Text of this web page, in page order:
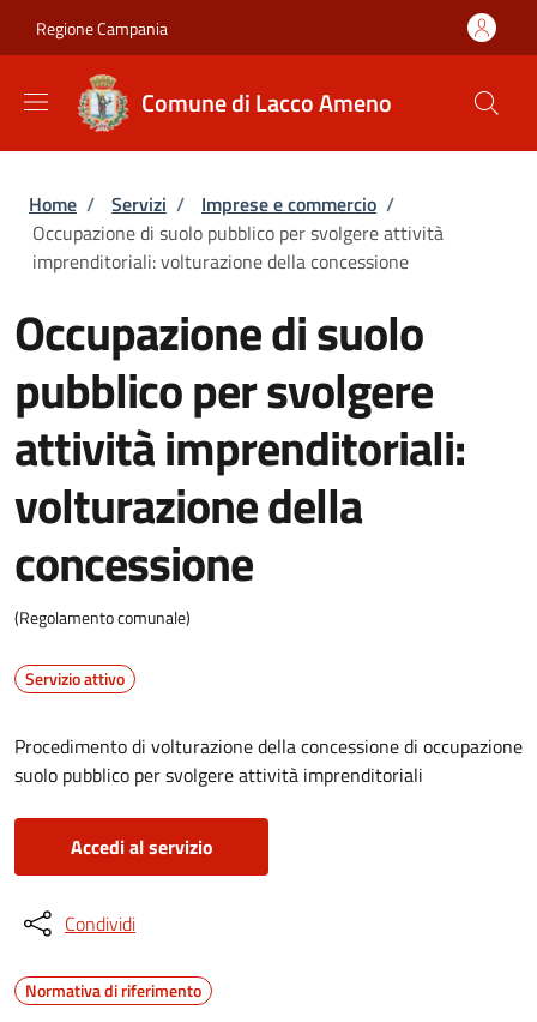
Regione Campania
Comune di Lacco Ameno
Briciole di pane
Home / Servizi / Imprese e commercio /
Occupazione di suolo pubblico per svolgere attività
imprenditoriali: volturazione della concessione
Occupazione di suolo
pubblico per svolgere
attività imprenditoriali:
volturazione della
concessione
(Regolamento comunale)
Servizio attivo
Procedimento di volturazione della concessione di occupazione
suolo pubblico per svolgere attività imprenditoriali
Accedi al servizio
Condividi
Normativa di riferimento